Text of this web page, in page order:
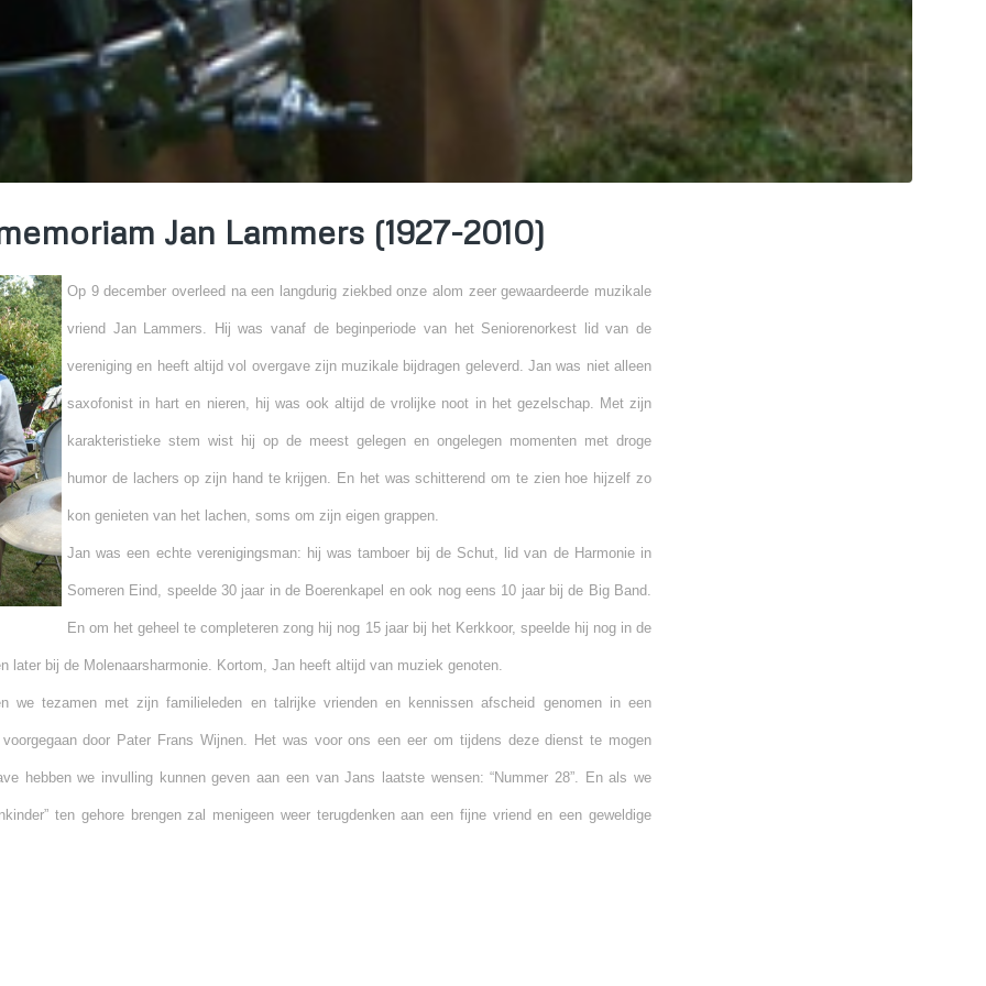
Jan Lammers (1927-2010)
Op 9 december overleed na een langdurig ziekbed onze alom zeer gewaardeerde muzikale
vriend Jan Lammers. Hij was vanaf de beginperiode van het Seniorenorkest lid van de
vereniging en heeft altijd vol overgave zijn muzikale bijdragen geleverd. Jan was niet alleen
saxofonist in hart en nieren, hij was ook altijd de vrolijke noot in het gezelschap. Met zijn
karakteristieke stem wist hij op de meest gelegen en ongelegen momenten met droge
humor de lachers op zijn hand te krijgen. En het was schitterend om te zien hoe hijzelf zo
kon genieten van het lachen, soms om zijn eigen grappen.
Jan was een echte verenigingsman: hij was tamboer bij de Schut, lid van de Harmonie in
Someren Eind, speelde 30 jaar in de Boerenkapel en ook nog eens 10 jaar bij de Big Band.
En om het geheel te completeren zong hij nog 15 jaar bij het Kerkkoor, speelde hij nog in de
later bij de Molenaarsharmonie. Kortom, Jan heeft altijd van muziek genoten.
we tezamen met zijn familieleden en talrijke vrienden en kennissen afscheid genomen in een
door Pater Frans Wijnen. Het was voor ons een eer om tijdens deze dienst te mogen
hebben we invulling kunnen geven aan een van Jans laatste wensen: “Nummer 28”. En als we
ten gehore brengen zal menigeen weer terugdenken aan een fijne vriend en een geweldige